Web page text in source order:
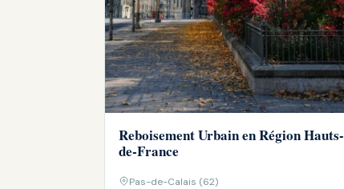
Reboisement Urbain en Région Hauts-
de-France
Pas-de-Calais (62)